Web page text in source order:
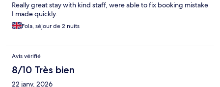
Really great stay with kind staff, were able to fix booking mistake
I made quickly.
Fola, séjour de 2 nuits
Avis vérifié
8/10 Très bien
22 janv. 2026